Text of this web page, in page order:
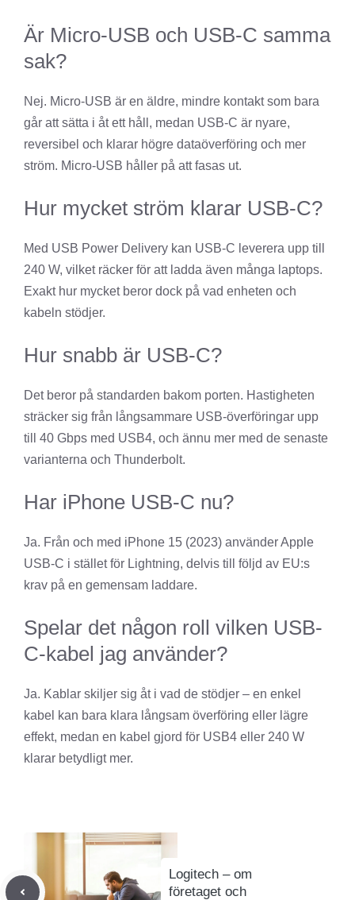
Är Micro-USB och USB-C samma
sak?
Nej. Micro-USB är en äldre, mindre kontakt som bara
går att sätta i åt ett håll, medan USB-C är nyare,
reversibel och klarar högre dataöverföring och mer
ström. Micro-USB håller på att fasas ut.
Hur mycket ström klarar USB-C?
Med USB Power Delivery kan USB-C leverera upp till
240 W, vilket räcker för att ladda även många laptops.
Exakt hur mycket beror dock på vad enheten och
kabeln stödjer.
Hur snabb är USB-C?
Det beror på standarden bakom porten. Hastigheten
sträcker sig från långsammare USB-överföringar upp
till 40 Gbps med USB4, och ännu mer med de senaste
varianterna och Thunderbolt.
Har iPhone USB-C nu?
Ja. Från och med iPhone 15 (2023) använder Apple
USB-C i stället för Lightning, delvis till följd av EU:s
krav på en gemensam laddare.
Spelar det någon roll vilken USB-
C-kabel jag använder?
Ja. Kablar skiljer sig åt i vad de stödjer – en enkel
kabel kan bara klara långsam överföring eller lägre
effekt, medan en kabel gjord för USB4 eller 240 W
klarar betydligt mer.
Logitech – om
företaget och